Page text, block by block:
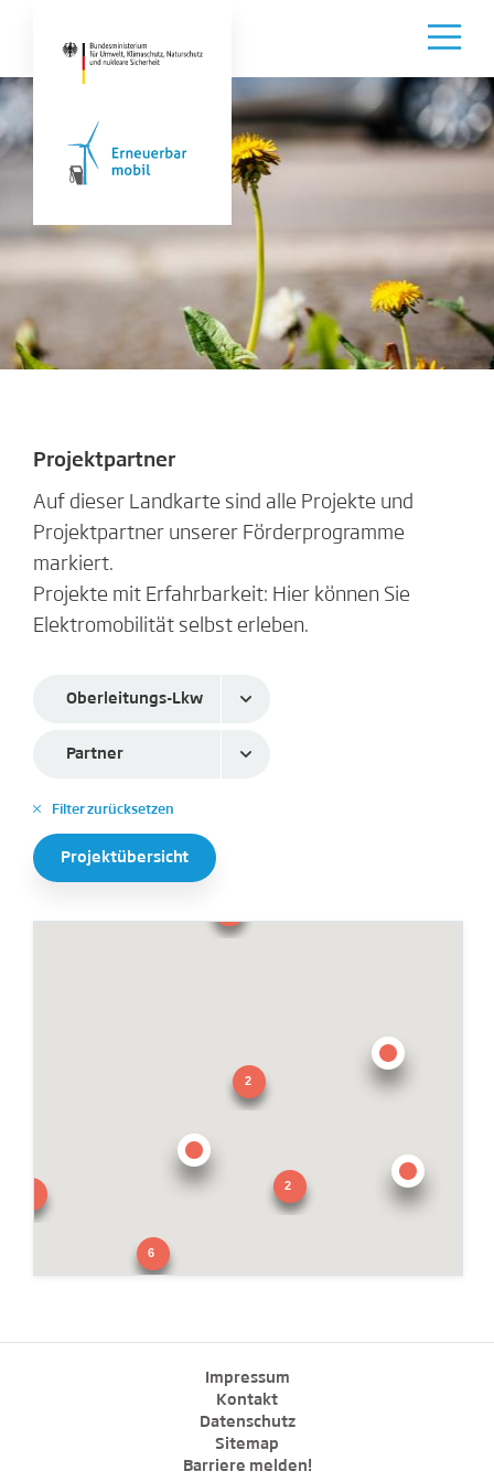
Projektpartner
Auf dieser Landkarte sind alle Projekte und
Projektpartner unserer Förderprogramme
markiert.
Projekte mit Erfahrbarkeit: Hier können Sie
Elektromobilität selbst erleben.
Oberleitungs-Lkw
Partner
✕ Filter zurücksetzen
Projektübersicht
2
6
2
Impressum
Kontakt
Datenschutz
Sitemap
Barriere melden!